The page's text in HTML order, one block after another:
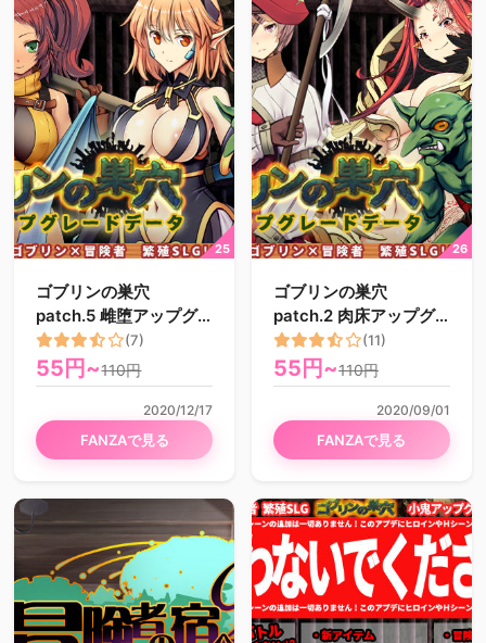
ゴブリンの巣穴
patch.5 雌堕アップグ
レードデータ(7)
55円~110円
FANZAで見る
2020/12/17
ゴブリンの巣穴
patch.2 肉床アップグ
レードデータ(11)
55円~110円
FANZAで見る
2020/09/01